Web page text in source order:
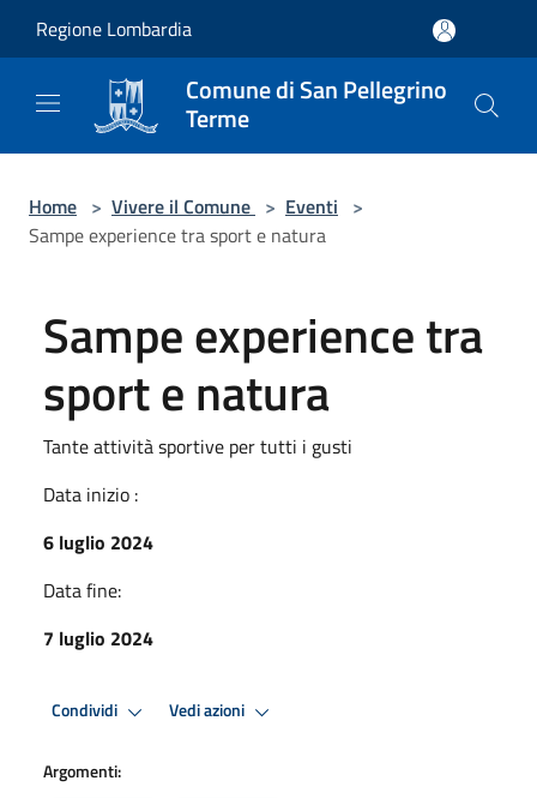
Regione Lombardia
Comune di San Pellegrino
Terme
Home > Vivere il Comune > Eventi >
Sampe experience tra sport e natura
Sampe experience tra
sport e natura
Tante attività sportive per tutti i gusti
Data inizio :
6 luglio 2024
Data fine:
7 luglio 2024
Condividi Vedi azioni
Argomenti: